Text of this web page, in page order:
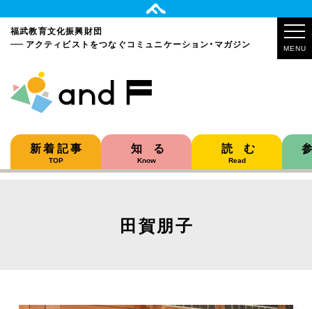
福武教育文化振興財団
アクティビストをつなぐコミュニケーション・マガジン MENU
新着記事
TOP
知る
Know
読む
Read
田賀朋子